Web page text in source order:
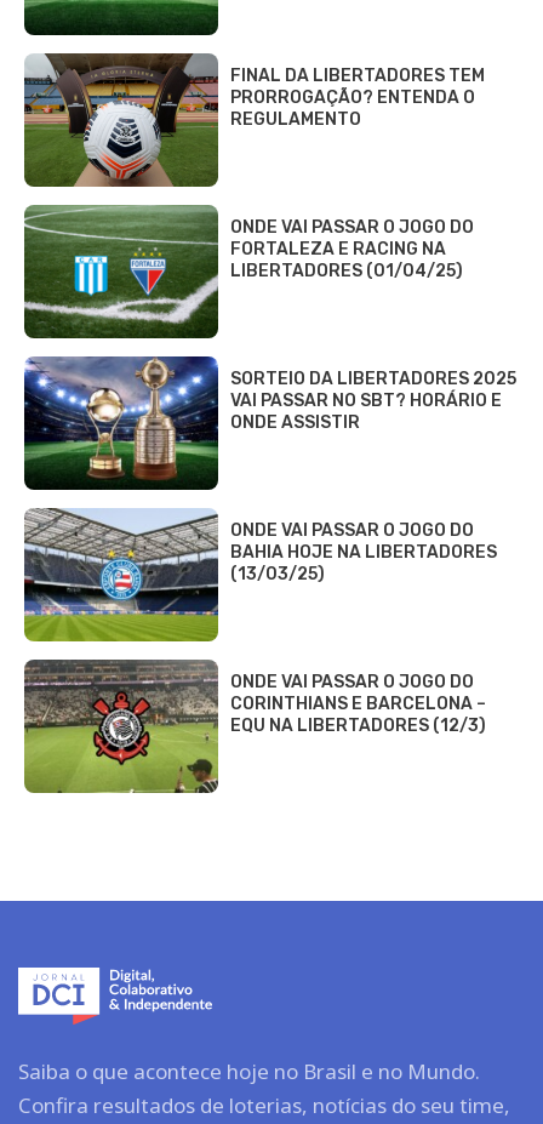
FINAL DA LIBERTADORES TEM
PRORROGAÇÃO? ENTENDA O
REGULAMENTO
ONDE VAI PASSAR O JOGO DO
FORTALEZA E RACING NA
LIBERTADORES (01/04/25)
SORTEIO DA LIBERTADORES 2025
VAI PASSAR NO SBT? HORÁRIO E
ONDE ASSISTIR
ONDE VAI PASSAR O JOGO DO
BAHIA HOJE NA LIBERTADORES
(13/03/25)
ONDE VAI PASSAR O JOGO DO
CORINTHIANS E BARCELONA –
EQU NA LIBERTADORES (12/3)
Saiba o que acontece hoje no Brasil e no Mundo.
Confira resultados de loterias, notícias do seu time,